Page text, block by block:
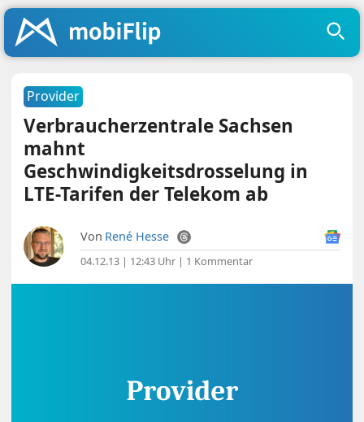
Provider
Verbraucherzentrale Sachsen
mahnt
Geschwindigkeitsdrosselung in
LTE-Tarifen der Telekom ab
Von René Hesse
04.12.13 | 12:43 Uhr | 1 Kommentar